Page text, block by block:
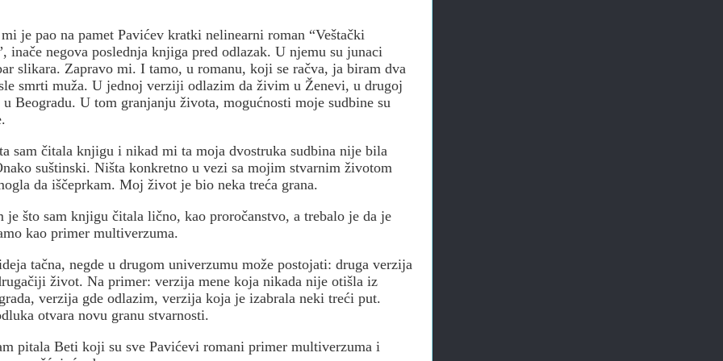
je pao na pamet Pavićev kratki nelinearni roman “Veštački
inače negova poslednja knjiga pred odlazak. U njemu su junaci
slikara. Zapravo mi. I tamo, u romanu, koji se račva, ja biram dva
smrti muža. U jednoj verziji odlazim da živim u Ženevi, u drugoj
u Beogradu. U tom granjanju života, mogućnosti moje sudbine su
sam čitala knjigu i nikad mi ta moja dvostruka sudbina nije bila
suštinski. Ništa konkretno u vezi sa mojim stvarnim životom
da iščeprkam. Moj život je bio neka treća grana.
je što sam knjigu čitala lično, kao proročanstvo, a trebalo je da je
kao primer multiverzuma.
tačna, negde u drugom univerzumu može postojati: druga verzija
život. Na primer: verzija mene koja nikada nije otišla iz
verzija gde odlazim, verzija koja je izabrala neki treći put.
otvara novu granu stvarnosti.
pitala Beti koji su sve Pavićevi romani primer multiverzuma i